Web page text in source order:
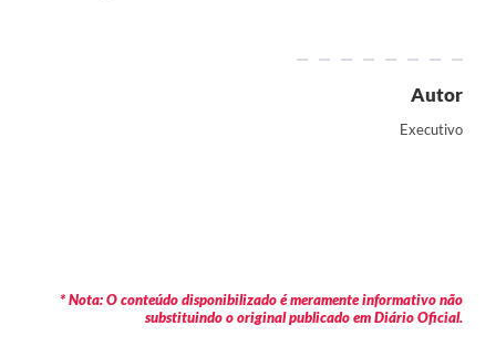
Autor
Executivo
* Nota: O conteúdo disponibilizado é meramente informativo não
substituindo o original publicado em Diário Oficial.